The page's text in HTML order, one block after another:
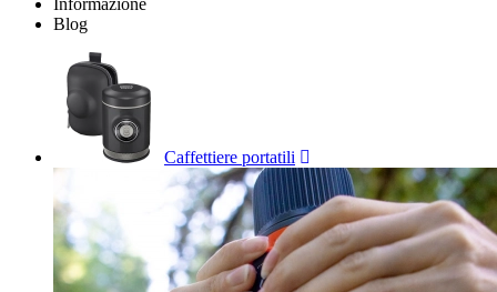
Informazione
Blog
Caffettiere portatili